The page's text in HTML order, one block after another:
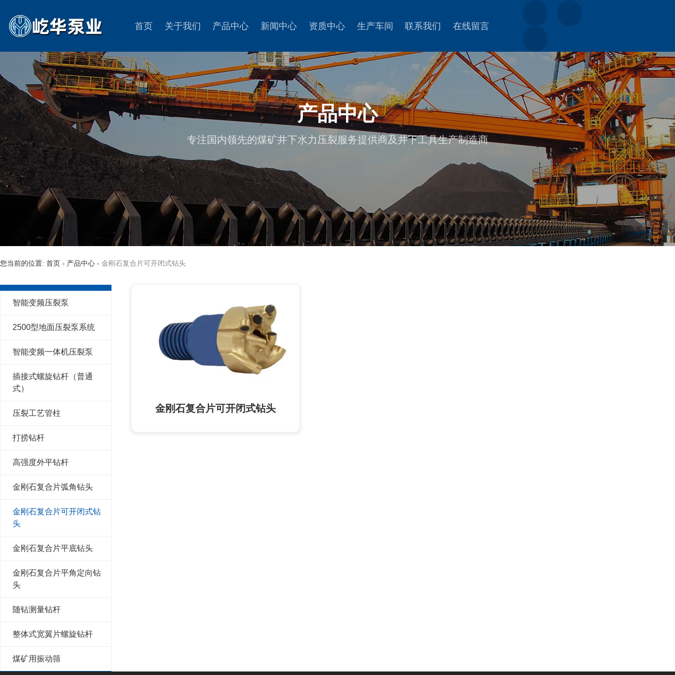
首页 关于我们 产品中心 新闻中心 资质中心 生产车间 联系我们 在线留言
产品中心
专注国内领先的煤矿井下水力压裂服务提供商及井下工具生产制造商
您当前的位置: 首页 - 产品中心 - 金刚石复合片可开闭式钻头
智能变频压裂泵
2500型地面压裂泵系统
智能变频一体机压裂泵
插接式螺旋钻杆（普通
式）
压裂工艺管柱
打捞钻杆
高强度外平钻杆
金刚石复合片弧角钻头
金刚石复合片可开闭式钻
头
金刚石复合片平底钻头
金刚石复合片平角定向钻
头
随钻测量钻杆
整体式宽翼片螺旋钻杆
煤矿用振动筛
金刚石复合片可开闭式钻头